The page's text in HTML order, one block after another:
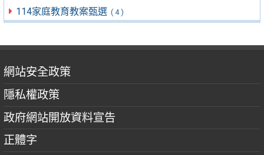
114家庭教育教案甄選 ( 4 )
網站安全政策
隱私權政策
政府網站開放資料宣告
正體字